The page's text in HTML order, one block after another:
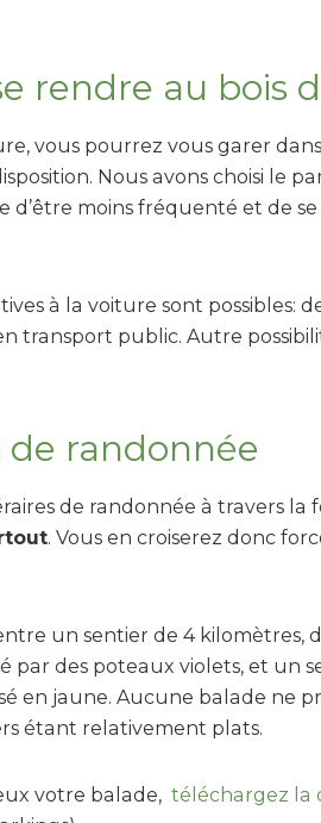
rendre au bois
vous pourrez vous garer
Nous avons choisi le
d’être moins fréquenté et de
à la voiture sont possibles:
transport public. Autre
de randonnée
de randonnée à travers la
. Vous en croiserez donc
un sentier de 4 kilomètres,
par des poteaux violets, et un
en jaune. Aucune balade ne
étant relativement plats.
votre balade, téléchargez la